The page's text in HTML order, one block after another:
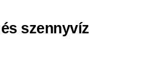
szennyvíz